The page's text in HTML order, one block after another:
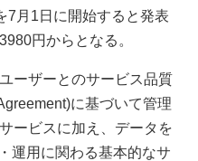
7月1日に開始すると発表
円からとなる。
ーザーとのサービス品質
に基づいて管理
ービスに加え、データを
運用に関わる基本的なサ